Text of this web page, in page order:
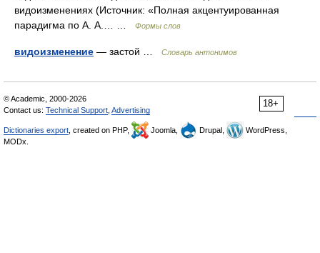
видоизменениях (Источник: «Полная акцентуированная
парадигма по А. А.… …
Формы слов
видоизменение — застой … Словарь антонимов
18+
© Academic, 2000-2026
Contact us: Technical Support Advertising
Dictionaries export , created on PHP, Joomla, Drupal,
WordPress,
MODx.